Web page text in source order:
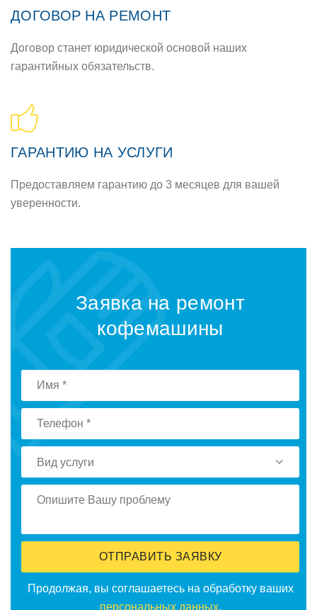
ДОГОВОР НА РЕМОНТ
Договор станет юридической основой наших
гарантийных обязательств.
ГАРАНТИЮ НА УСЛУГИ
Предоставляем гарантию до 3 месяцев для вашей
уверенности.
Заявка на ремонт
кофемашины
Вид услуги
ОТПРАВИТЬ ЗАЯВКУ
Продолжая, вы соглашаетесь на обработку ваших
персональных данных.